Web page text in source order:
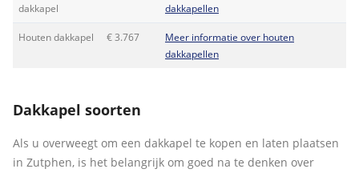
dakkapel
dakkapellen
Houten dakkapel € 3.767
Meer informatie over houten
dakkapellen
Dakkapel soorten
Als u overweegt om een dakkapel te kopen en laten plaatsen
in Zutphen, is het belangrijk om goed na te denken over